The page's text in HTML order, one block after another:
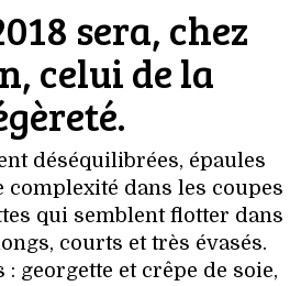
sera, chez
celui de la
déséquilibrées, épaules
complexité dans les coupes
qui semblent flotter dans
courts et très évasés.
georgette et crêpe de soie,